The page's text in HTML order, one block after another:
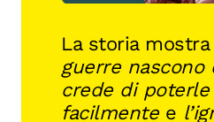
La storia
guerre nascono
crede di poterle
facilmentee